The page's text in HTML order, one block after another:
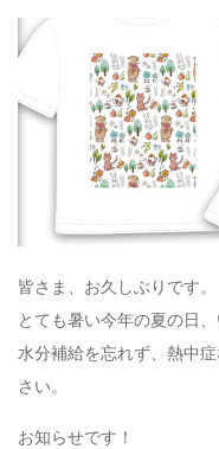
皆さま、お久しぶりです。
とても暑い今年の夏の日
水分補給を忘れず、熱中
さい。
お知らせです！